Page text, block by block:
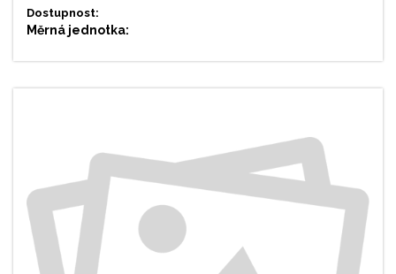
Dostupnost:
Měrná jednotka: